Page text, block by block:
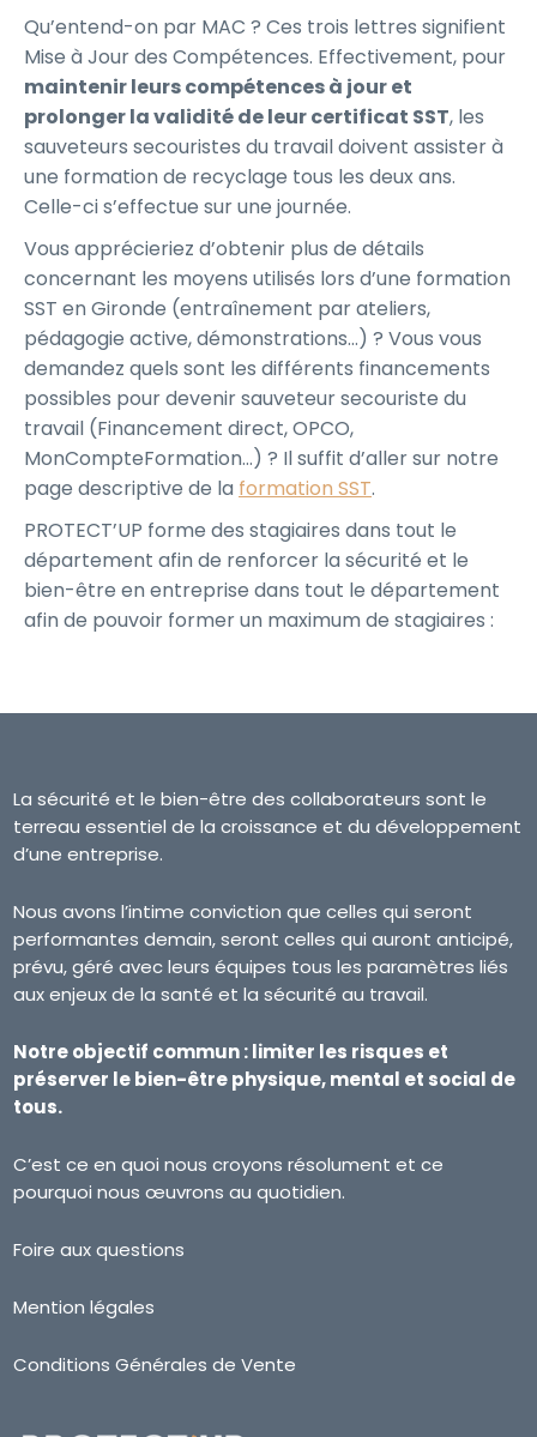
Qu’entend-on par MAC ? Ces trois lettres signifient
Mise à Jour des Compétences. Effectivement, pour
maintenir leurs compétences à jour et
prolonger la validité de leur certificat SST, les
sauveteurs secouristes du travail doivent assister à
une formation de recyclage tous les deux ans.
Celle-ci s’effectue sur une journée.
Vous apprécieriez d’obtenir plus de détails
concernant les moyens utilisés lors d’une formation
SST en Gironde (entraînement par ateliers,
pédagogie active, démonstrations…) ? Vous vous
demandez quels sont les différents financements
possibles pour devenir sauveteur secouriste du
travail (Financement direct, OPCO,
MonCompteFormation…) ? Il suffit d’aller sur notre
page descriptive de la formation SST.
PROTECT’UP forme des stagiaires dans tout le
département afin de renforcer la sécurité et le
bien-être en entreprise dans tout le département
afin de pouvoir former un maximum de stagiaires :
La sécurité et le bien-être des collaborateurs sont le
terreau essentiel de la croissance et du développement
d’une entreprise.
Nous avons l’intime conviction que celles qui seront
performantes demain, seront celles qui auront anticipé,
prévu, géré avec leurs équipes tous les paramètres liés
aux enjeux de la santé et la sécurité au travail.
Notre objectif commun : limiter les risques et
préserver le bien-être physique, mental et social de
tous.
C’est ce en quoi nous croyons résolument et ce
pourquoi nous œuvrons au quotidien.
Foire aux questions
Mention légales
Conditions Générales de Vente